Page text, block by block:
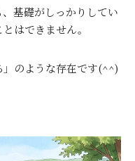
基礎がしっかりしてい
はできません。
」のような存在です(^^)